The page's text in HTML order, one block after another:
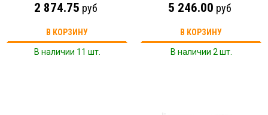
2 874.75 руб
В КОРЗИНУ
В наличии 11 шт.
5 246.00 руб
В КОРЗИНУ
В наличии 2 шт.